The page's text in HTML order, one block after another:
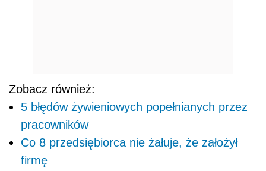
Zobacz również:
5 błędów żywieniowych popełnianych przez
pracowników
Co 8 przedsiębiorca nie żałuje, że założył
firmę